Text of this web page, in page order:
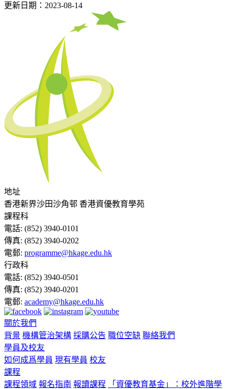
更新日期：2023-08-14
地址
香港新界沙田沙角邨 香港資優教育學苑
課程科
電話: (852) 3940-0101
傳真: (852) 3940-0202
電郵: programme@hkage.edu.hk
行政科
電話: (852) 3940-0501
傳真: (852) 3940-0201
電郵: academy@hkage.edu.hk
關於我們
背景 機構管治架構 採購公告 職位空缺 聯絡我們
學員及校友
如何成爲學員 現有學員 校友
課程
課程領域 報名指南 報讀課程 「資優教育基金」：校外進階學